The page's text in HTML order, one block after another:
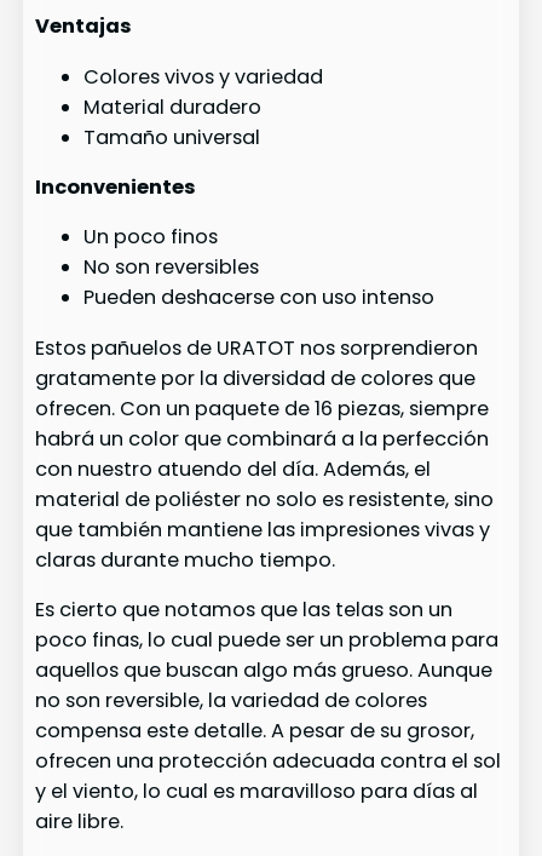
Ventajas
Colores vivos y variedad
Material duradero
Tamaño universal
Inconvenientes
Un poco finos
No son reversibles
Pueden deshacerse con uso intenso
Estos pañuelos de URATOT nos sorprendieron
gratamente por la diversidad de colores que
ofrecen. Con un paquete de 16 piezas, siempre
habrá un color que combinará a la perfección
con nuestro atuendo del día. Además, el
material de poliéster no solo es resistente, sino
que también mantiene las impresiones vivas y
claras durante mucho tiempo.
Es cierto que notamos que las telas son un
poco finas, lo cual puede ser un problema para
aquellos que buscan algo más grueso. Aunque
no son reversible, la variedad de colores
compensa este detalle. A pesar de su grosor,
ofrecen una protección adecuada contra el sol
y el viento, lo cual es maravilloso para días al
aire libre.